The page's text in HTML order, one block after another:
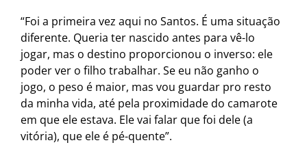
“Foi a primeira vez aqui no Santos. É uma situação
diferente. Queria ter nascido antes para vê-lo
jogar, mas o destino proporcionou o inverso: ele
poder ver o filho trabalhar. Se eu não ganho o
jogo, o peso é maior, mas vou guardar pro resto
da minha vida, até pela proximidade do camarote
em que ele estava. Ele vai falar que foi dele (a
vitória), que ele é pé-quente”.